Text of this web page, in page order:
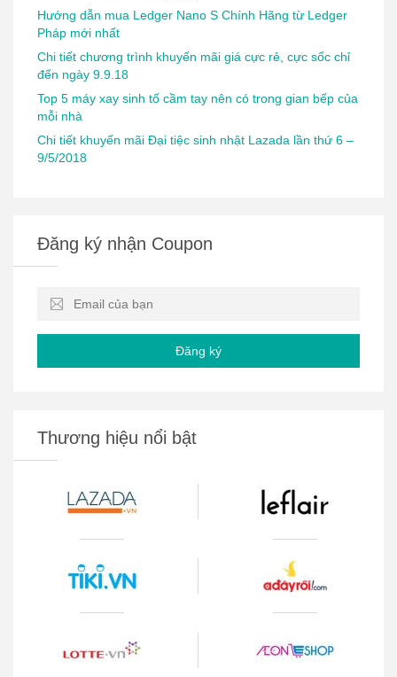
Hướng dẫn mua Ledger Nano S Chính Hãng từ Ledger
Pháp mới nhất
Chi tiết chương trình khuyến mãi giá cực rẻ, cực sốc chỉ
đến ngày 9.9.18
Top 5 máy xay sinh tố cầm tay nên có trong gian bếp của
mỗi nhà
Chi tiết khuyến mãi Đại tiệc sinh nhật Lazada lần thứ 6 –
9/5/2018
Đăng ký nhận Coupon
Đăng ký
Thương hiệu nổi bật